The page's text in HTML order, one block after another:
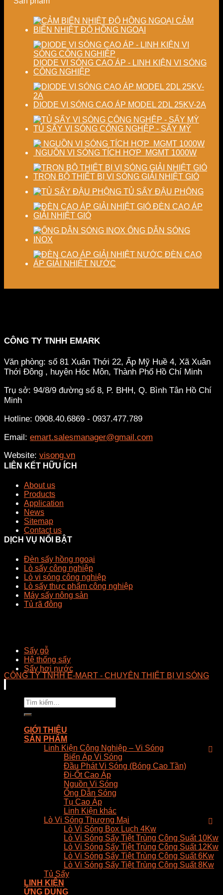
chất
lượng
phẩm
lượng
sấy
nghiệp
CẢM
BIẾN NHIỆT ĐỘ HỒNG NGOẠI
DIODE VI SÓNG CAO ÁP - LINH KIỆN VI SÓNG
CÔNG NGHIỆP
DIODE VI SÓNG CAO ÁP MODEL 2DL 25KV-2A
TỦ SẤY VI SÓNG CÔNG NGHỆP - SẤY MỲ
NGUỒN VI SÓNG TÍCH HỢP MGMT 1000W
TRỌN BỘ THIẾT BỊ VI SÓNG GIẢI NHIỆT GIÓ
TỦ SẤY ĐẬU PHỘNG
ĐÈN CAO ÁP
GIẢI NHIỆT GIÓ
ỐNG DẪN SÓNG
INOX
ĐÈN CAO
ÁP GIẢI NHIỆT NƯỚC
CÔNG TY TNHH EMARK
Văn phòng: số 81 Xuân Thới 22, Ấp Mỹ Huề 4, Xã Xuân
Thới Đông , huyện Hóc Môn, Thành Phố Hồ Chí Minh
Trụ sở: 94/8/9 đường số 8, P. BHH, Q. Bình Tân Hồ Chí
Minh
Hotline: 0908.40.6869 - 0937.477.789
Email: emart.salesmanager@gmail.com
Website: visong.vn
LIÊN KẾT HỮU ÍCH
About us
Products
Application
News
Sitemap
Contact us
DỊCH VỤ NỔI BẬT
Đèn sấy hồng ngoại
Lò sấy công nghiệp
Lò vi sóng công nghiệp
Lò sấy thực phẩm công nghiệp
Máy sấy nông sản
Tủ rã đông
Sấy gỗ
Hệ thống sấy
Sấy hơi nước
CÔNG TY TNHH E-MART - CHUYÊN THIẾT BỊ VI SÓNG
Tìm
kiếm:
GIỚI THIỆU
SẢN PHẨM
Linh Kiện Công Nghiệp – Vi Sóng
Biến Áp Vi Sóng
Đầu Phát Vi Sóng (Bóng Cao Tần)
Đi-Ốt Cao Áp
Nguồn Vi Sóng
Ống Dẫn Sóng
Tụ Cao Áp
Linh Kiện khác
Lò Vi Sóng Thương Mại
Lò Vi Sóng Box Luch 4Kw
Lò Vi Sóng Sấy Tiệt Trùng Công Suất 10Kw
Lò Vi Sóng Sấy Tiệt Trùng Công Suất 12Kw
Lò Vi Sóng Sấy Tiệt Trùng Công Suất 6Kw
Lò Vi Sóng Sấy Tiệt Trùng Công Suất 8Kw
Tủ Sấy
LINH KIỆN
ỨNG DỤNG